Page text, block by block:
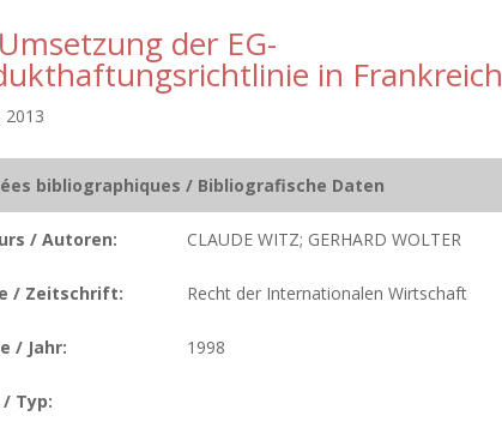
der EG-
in Frankreich
2013
bibliographiques / Bibliografische Daten
/ Autoren: CLAUDE WITZ; GERHARD WOLTER
/ Zeitschrift: Recht der Internationalen Wirtschaft
/ Jahr: 1998
Typ: